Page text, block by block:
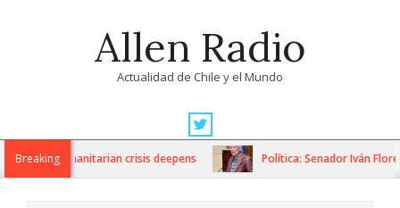
Allen Radio
Actualidad de Chile y el Mundo
Navigation
MenuBreaking
as humanitarian crisis deepens Política: Senador Iván Flores